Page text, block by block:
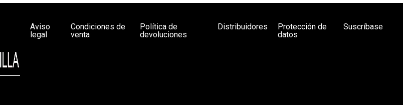
Aviso
legal
Condiciones de
venta
Política de
devoluciones
Distribuidores
Protección de
datos
Suscríbase